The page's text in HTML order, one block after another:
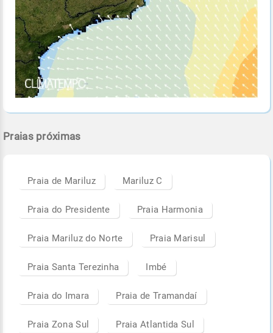
Praias próximas
Praia de Mariluz Mariluz C
Praia do Presidente Praia Harmonia
Praia Mariluz do Norte Praia Marisul
Praia Santa Terezinha Imbé
Praia do Imara Praia de Tramandaí
Praia Zona Sul Praia Atlantida Sul